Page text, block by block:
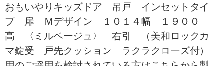
おもいやりキッズドア 吊戸 インセットタイ
プ 扉 Ｍデザイン １０１４幅 １９００
高 〈ミルベージュ〉 右引 （美和ロックカ
マ錠受 戸先クッション ラクラクローズ付）